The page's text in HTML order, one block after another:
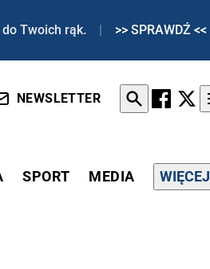
Twoich rąk. | >> SPRAWDŹ <<
NEWSLETTER
SPORT MEDIA WIĘCEJ